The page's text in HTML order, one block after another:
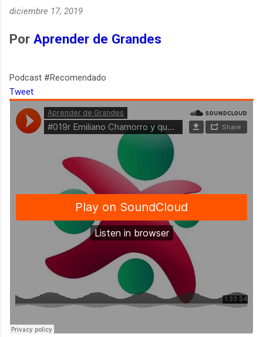
diciembre 17, 2019
Por Aprender de Grandes
Podcast #Recomendado
Tweet